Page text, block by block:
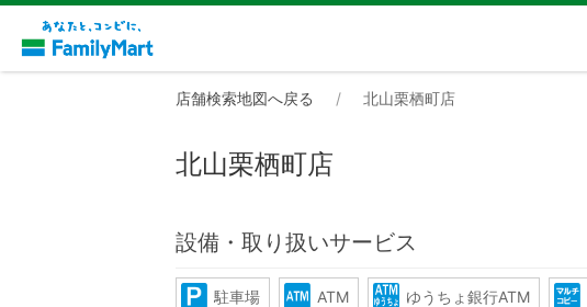
店舗検索地図へ戻る 北山栗栖町店
北山栗栖町店
設備・取り扱いサービス
駐車場 ATM ゆうちょ銀行ATM